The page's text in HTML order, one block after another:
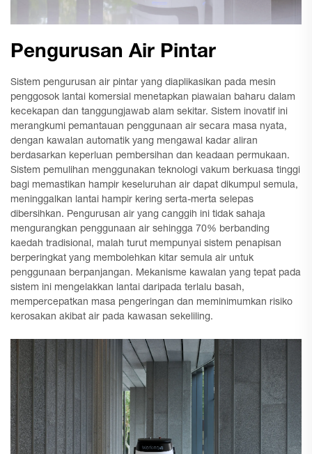
Pengurusan Air Pintar
Sistem pengurusan air pintar yang diaplikasikan pada mesin
penggosok lantai komersial menetapkan piawaian baharu dalam
kecekapan dan tanggungjawab alam sekitar. Sistem inovatif ini
merangkumi pemantauan penggunaan air secara masa nyata,
dengan kawalan automatik yang mengawal kadar aliran
berdasarkan keperluan pembersihan dan keadaan permukaan.
Sistem pemulihan menggunakan teknologi vakum berkuasa tinggi
bagi memastikan hampir keseluruhan air dapat dikumpul semula,
meninggalkan lantai hampir kering serta-merta selepas
dibersihkan. Pengurusan air yang canggih ini tidak sahaja
mengurangkan penggunaan air sehingga 70% berbanding
kaedah tradisional, malah turut mempunyai sistem penapisan
berperingkat yang membolehkan kitar semula air untuk
penggunaan berpanjangan. Mekanisme kawalan yang tepat pada
sistem ini mengelakkan lantai daripada terlalu basah,
mempercepatkan masa pengeringan dan meminimumkan risiko
kerosakan akibat air pada kawasan sekeliling.